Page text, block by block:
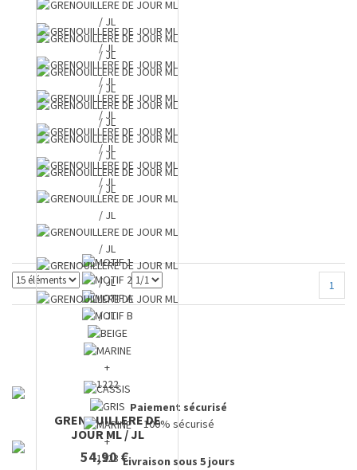
+
1222
GRENOUILLERE DE
JOUR ML / JL
54,90 €
+
1223
1
Paiement sécurisé
100% sécurisé
Livraison sous 5 jours